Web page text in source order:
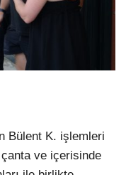
Bülent K. işlemleri
ve içerisinde